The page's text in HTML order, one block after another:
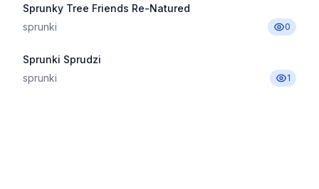
Sprunky Tree Friends Re-Natured
sprunki
0
Sprunki Sprudzi
sprunki
1